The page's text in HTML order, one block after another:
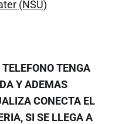
(NSU)
TENGA
Y ADEMAS
CONECTA EL
SI SE LLEGA A